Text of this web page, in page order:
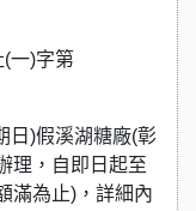
一)字第
日)假溪湖糖廠(彰
理，自即日起至
滿為止)，詳細內